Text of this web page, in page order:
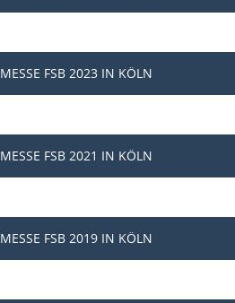
MESSE FSB 2023 IN KÖLN
MESSE FSB 2021 IN KÖLN
MESSE FSB 2019 IN KÖLN